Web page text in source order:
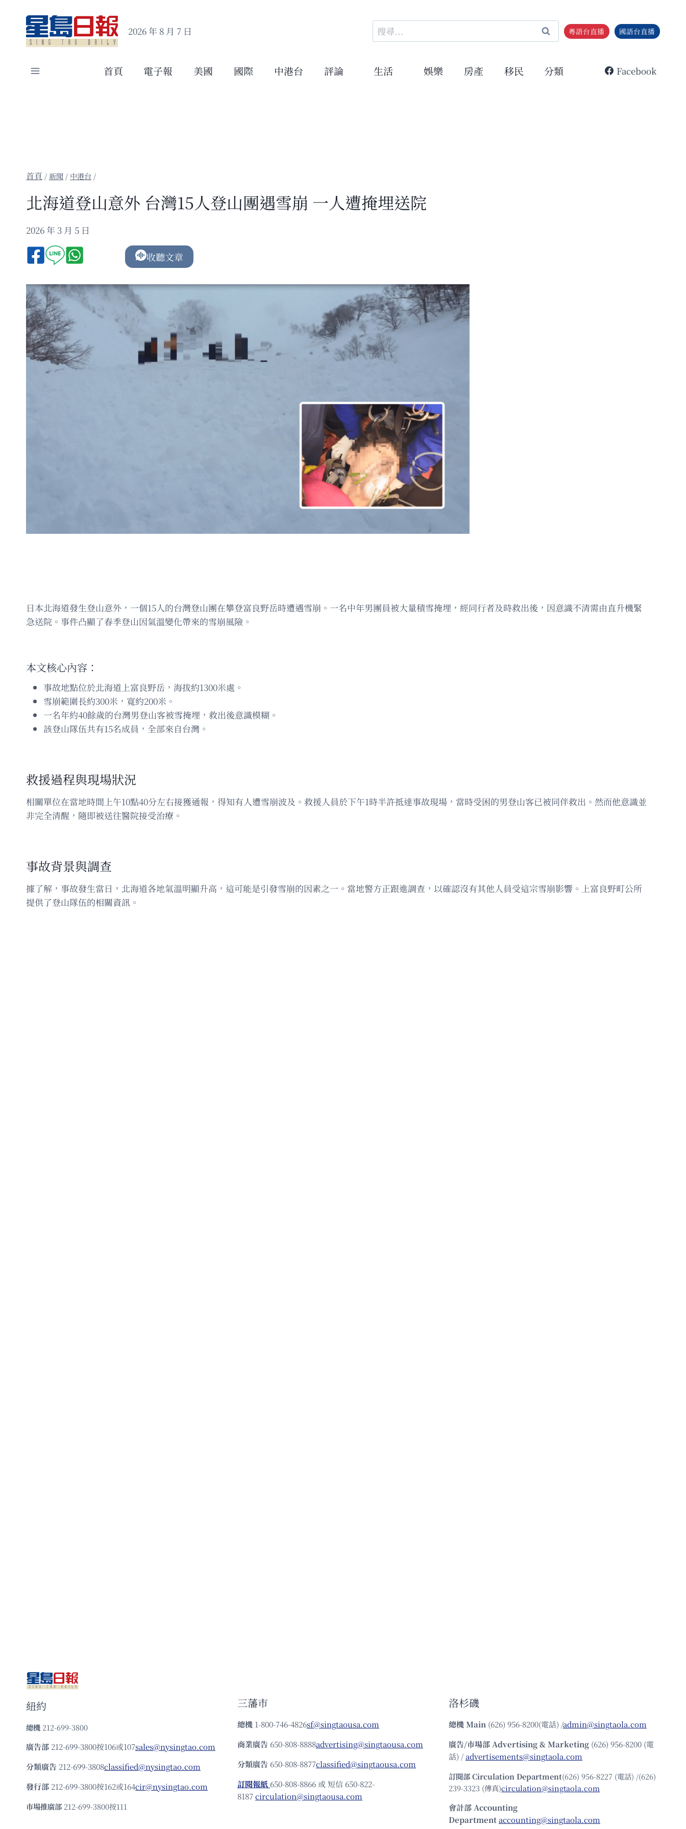
content
2026 年 8 月 7 日
搜
尋
鍵
粵語台直播 國語台直播
首頁 電子報 美國 國際 中港台 評論 生活 娛樂 房產 移民 分類 Facebook
/新聞 / 中港台 /
北海道登山意外 台灣15人登山團遇雪崩 一人遭掩埋送院
2026 年 3 月 5 日
收聽文章
日本北海道發生登山意外，一個15人的台灣登山團在攀登富良野岳時遭遇雪崩。一名中年男團員被大量積雪掩埋，經同行者及時救出後，因意識不清需由直升機緊
急送院。事件凸顯了春季登山因氣溫變化帶來的雪崩風險。
本文核心內容：
事故地點位於北海道上富良野岳，海拔約1300米處。
雪崩範圍長約300米，寬約200米。
一名年約40餘歲的台灣男登山客被雪掩埋，救出後意識模糊。
該登山隊伍共有15名成員，全部來自台灣。
救援過程與現場狀況
相關單位在當地時間上午10點40分左右接獲通報，得知有人遭雪崩波及。救援人員於下午1時半許抵達事故現場，當時受困的男登山客已被同伴救出。然而他意識並
非完全清醒，隨即被送往醫院接受治療。
事故背景與調查
據了解，事故發生當日，北海道各地氣溫明顯升高，這可能是引發雪崩的因素之一。當地警方正跟進調查，以確認沒有其他人員受這宗雪崩影響。上富良野町公所
提供了登山隊伍的相關資訊。
紐約
總機 212-699-3800
廣告部 212-699-3800按106或107sales@nysingtao.com
分類廣告 212-699-3808classified@nysingtao.com
發⾏部 212-699-3800按162或164cir@nysingtao.com
市場推廣部 212-699-3800按111
三藩市
總機 1-800-746-4826sf@singtaousa.com
商業廣告 650-808-8888advertising@singtaousa.com
分類廣告 650-808-8877classified@singtaousa.com
訂閱報紙 650-808-8866 或 短信 650-822-
8187circulation@singtaousa.com
洛杉磯
總機Main (626) 956-8200(電話) /admin@singtaola.com
廣告/市場部Advertising & Marketing (626) 956-8200 (電
話) /advertisements@singtaola.com
訂閱部 Circulation Department(626) 956-8227 (電話) /(626)
239-3323 (傳真)circulation@singtaola.com
會計部 Accounting
Departmentaccounting@singtaola.com